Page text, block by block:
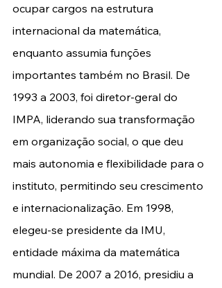
ocupar cargos na estrutura
internacional da matemática,
enquanto assumia funções
importantes também no Brasil. De
1993 a 2003, foi diretor-geral do
IMPA, liderando sua transformação
em organização social, o que deu
mais autonomia e flexibilidade para o
instituto, permitindo seu crescimento
e internacionalização. Em 1998,
elegeu-se presidente da IMU,
entidade máxima da matemática
mundial. De 2007 a 2016, presidiu a